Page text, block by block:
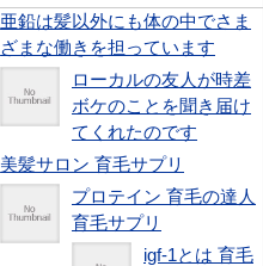
亜鉛は髪以外にも体の中でさま
ざまな働きを担っています
ローカルの友人が時差
ボケのことを聞き届け
てくれたのです
美髪サロン 育毛サプリ
プロテイン 育毛の達人
育毛サプリ
igf-1とは 育毛